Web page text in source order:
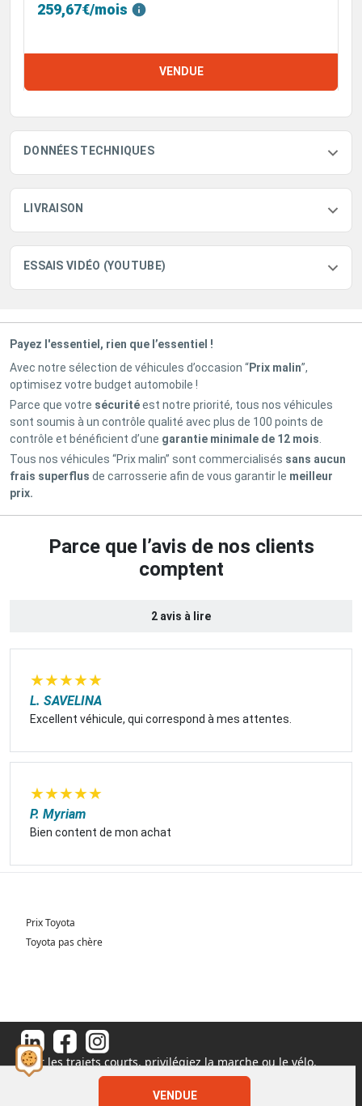
VENDUE
259,67€/mois
VENDUE
DONNÉES TECHNIQUES
LIVRAISON
ESSAIS VIDÉO (YOUTUBE)
Payez l'essentiel, rien que l’essentiel !
Avec notre sélection de véhicules d’occasion “Prix malin”,
optimisez votre budget automobile !
Parce que votre sécuritéest notre priorité, tous nos véhicules
sont soumis à un contrôle qualité avec plus de 100 points de
contrôle et bénéficient d’une garantie minimale de 12 mois
Tous nos véhicules “Prix malin” sont commercialisés sans aucun
frais superflus de carrosserie afin de vous garantir le meilleur
prix.
Parce que l’avis de nos clients
comptent
2 avis à lire
★★★★★
L. SAVELINA
Excellent véhicule, qui correspond à mes attentes.
★★★★★
P. Myriam
Bien content de mon achat
Prix Toyota
Toyota pas chère
Pour les trajets courts, privilégiez la marche ou le vélo.
#SeDéplacerMoinsPolluer
© 2026 - Tous droits réservés S.A.S au capital de 1 000 000€